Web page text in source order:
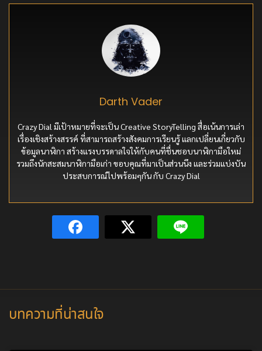
Darth Vader
Crazy Dial มีเป้าหมายที่จะเป็น Creative StoryTelling สื่อเน้นการเล่า
เรื่องเชิงสร้างสรรค์ ที่สามารถสร้างสังคมการเรียนรู้ แลกเปลี่ยนเกี่ยวกับ
ข้อมูลนาฬิกา สร้างแรงบรรดาลใจให้กับคนที่ชื่นชอบนาฬิกามือใหม่
รวมถึงนักสะสมนาฬิกามือเก่า ขอบคุณที่มาเป็นส่วนนึง และร่วมแบ่งบัน
ประสบการณ์ไปพร้อมๆกัน กับ Crazy Dial
บทความที่น่าสนใจ